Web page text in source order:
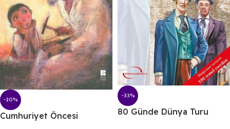
-20%
Cumhuriyet Öncesi
-33%
80 Günde Dünya Turu